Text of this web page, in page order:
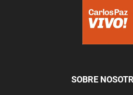
SOBRE